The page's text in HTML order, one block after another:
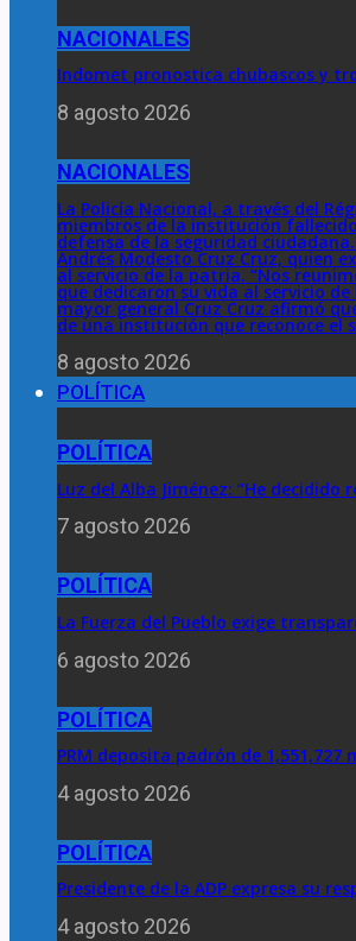
NACIONALES
Indomet pronostica chubascos y
8 agosto 2026
NACIONALES
La Policía Nacional, a través del
miembros de la institución
defensa de la seguridad
Andrés Modesto Cruz Cruz, quien
al servicio de la patria. “Nos
que dedicaron su vida al servicio
mayor general Cruz Cruz afirmó
de una institución que reconoce el
8 agosto 2026
POLÍTICA
POLÍTICA
Luz del Alba Jiménez: “He
7 agosto 2026
POLÍTICA
La Fuerza del Pueblo exige
6 agosto 2026
POLÍTICA
PRM deposita padrón de 1,551,727
4 agosto 2026
POLÍTICA
Presidente de la ADP expresa su
4 agosto 2026